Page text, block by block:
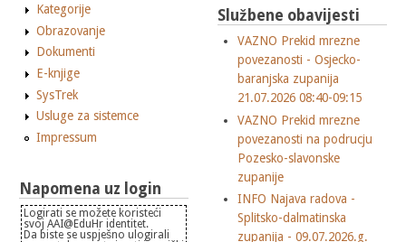
Kategorije
Obrazovanje
Dokumenti
E-knjige
SysTrek
Usluge za sistemce
Impressum
Napomena uz login
Logirati se možete koristeći
svoj AAI@EduHr identitet.
Da biste se uspješno ulogirali
Službene obavijesti
VAZNO Prekid mrezne
povezanosti - Osjecko-
baranjska zupanija
21.07.2026 08:40-09:15
VAZNO Prekid mrezne
povezanosti na podrucju
Pozesko-slavonske
zupanije
INFO Najava radova -
Splitsko-dalmatinska
zupanija - 09.07.2026.g.